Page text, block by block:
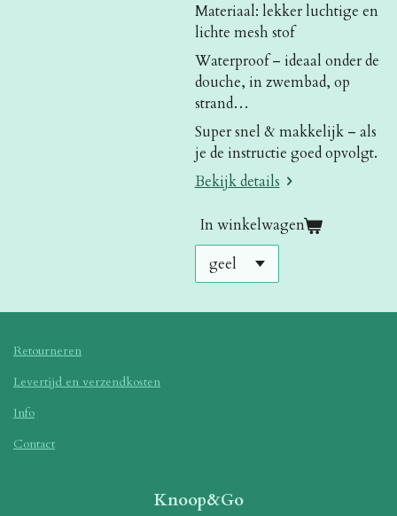
Materiaal: lekker luchtige en
lichte mesh stof
Waterproof – ideaal onder de
douche, in zwembad, op
strand…
Super snel & makkelijk – als
je de instructie goed opvolgt.
Bekijk details
In winkelwagen
Retourneren
Levertijd en verzendkosten
Info
Contact
Knoop&Go